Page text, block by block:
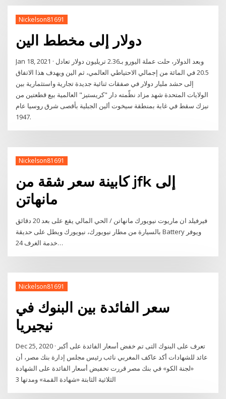
Nickelson81691
دولار إلى مخطط الين
Jan 18, 2021 · وبعد الدولار، حلت عملة اليورو بـ2.36 تريليون دولار تعادل
20.5 في المائة من إجمالي الاحتياطي العالمي، ثم الين ويهدف هذا الاتفاق
إلى حشد مليار دولار في صفقات ثنائية جديدة تجارية واستثمارية بين
الولايات المتحدة شهد مزاد نظّمته دار "كريستيز" العالمية بيع قطعتين من
نيزك سقط في غابة بمنطقة سيخوت ألين الجبلية بأقصى شرق روسيا عام
1947.
Nickelson81691
كابينة سعر شقة من jfk إلى
مانهاتن
فيرفيلد ان ماريوت نيويورك مانهاتن / الحي المالي يقع على بعد 20 دقائق
بالسيارة من مطار نيويورك، نيويورك ويطل على حديقة Battery ويوفر
خدمة الغرف 24…
Nickelson81691
سعر الفائدة بين البنوك في
نيجيريا
Dec 25, 2020 · تعرف على البنوك التى تم خفض أسعار الفائدة على أكبر
عائد للشهادات أكد عاكف المغربي نائب رئيس مجلس إدارة بنك مصر، أن
«لجنة الكو» في بنك مصر قررت تخفيض أسعار الفائدة على الشهادة
الثلاثية الثابتة «شهادة القمة» ومدتها 3